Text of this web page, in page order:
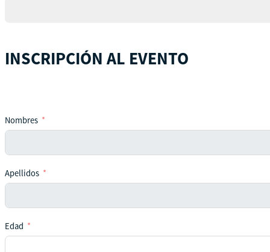
INSCRIPCIÓN AL EVENTO
Nombres
Apellidos
Edad